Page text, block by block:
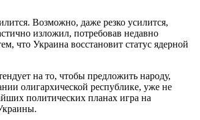
Возможно, даже резко усилится,
изложил, потребовав недавно
что Украина восстановит статус ядерной
на то, чтобы предложить народу,
олигархической республике, уже не
политических планах игра на